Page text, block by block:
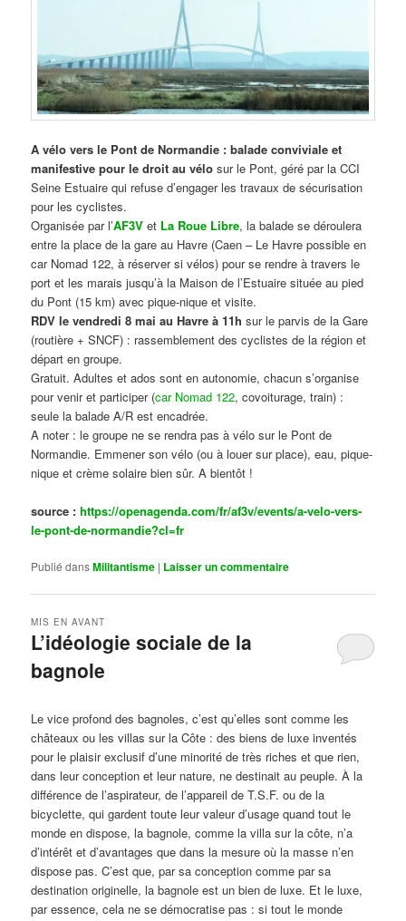
A vélo vers le Pont de Normandie : balade conviviale et
manifestive pour le droit au vélo sur le Pont, géré par la CCI
Seine Estuaire qui refuse d’engager les travaux de sécurisation
pour les cyclistes.
Organisée par l’AF3V et La Roue Libre, la balade se déroulera
entre la place de la gare au Havre (Caen – Le Havre possible en
car Nomad 122, à réserver si vélos) pour se rendre à travers le
port et les marais jusqu’à la Maison de l’Estuaire située au pied
du Pont (15 km) avec pique-nique et visite.
RDV le vendredi 8 mai au Havre à 11h sur le parvis de la Gare
(routière + SNCF) : rassemblement des cyclistes de la région et
départ en groupe.
Gratuit. Adultes et ados sont en autonomie, chacun s’organise
pour venir et participer (car Nomad 122, covoiturage, train) :
seule la balade A/R est encadrée.
A noter : le groupe ne se rendra pas à vélo sur le Pont de
Normandie. Emmener son vélo (ou à louer sur place), eau, pique-
nique et crème solaire bien sûr. A bientôt !
source :https://openagenda.com/fr/af3v/events/a-velo-vers-
le-pont-de-normandie?cl=fr
Publié dansMilitantisme | Laisser un commentaire
L’idéologie sociale de la
bagnole
MIS EN AVANT
Le vice profond des bagnoles, c’est qu’elles sont comme les
châteaux ou les villas sur la Côte : des biens de luxe inventés
pour le plaisir exclusif d’une minorité de très riches et que rien,
dans leur conception et leur nature, ne destinait au peuple. À la
différence de l’aspirateur, de l’appareil de T.S.F. ou de la
bicyclette, qui gardent toute leur valeur d’usage quand tout le
monde en dispose, la bagnole, comme la villa sur la côte, n’a
d’intérêt et d’avantages que dans la mesure où la masse n’en
dispose pas. C’est que, par sa conception comme par sa
destination originelle, la bagnole est un bien de luxe. Et le luxe,
par essence, cela ne se démocratise pas : si tout le monde